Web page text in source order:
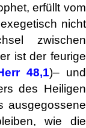
erfüllt vom
nicht
zwischen
ist der feurige
48,1)– und
des Heiligen
ausgegossene
wie die